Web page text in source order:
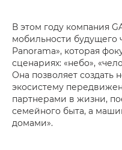
В этом году компания
мобильности будущего
Panorama», которая
сценариях: «небо»,
Она позволяет
экосистему
партнерами в жизни,
семейного быта, а
домами».